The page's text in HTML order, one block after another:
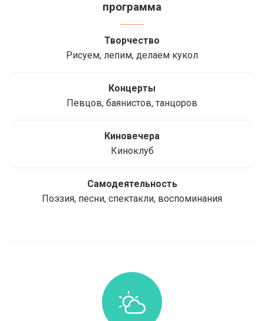
программа
Творчество
Рисуем, лепим, делаем кукол
Концерты
Певцов, баянистов, танцоров
Киновечера
Киноклуб
Самодеятельность
Поэзия, песни, спектакли, воспоминания